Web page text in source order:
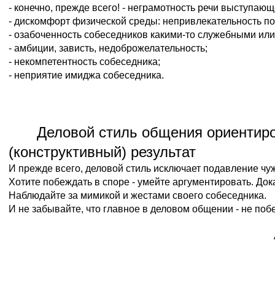
- конечно, прежде всего! - неграмотность речи
- дискомфорт физической среды: непривлекательность
- озабоченность собеседников какими-то служебными
- амбиции, зависть, недоброжелательность;
- некомпетентность собеседника;
- неприятие имиджа собеседника.
Деловой стиль общения
(конструктивный) результат
И прежде всего, деловой стиль исключает подавление
Хотите побеждать в споре - умейте аргументировать.
Наблюдайте за мимикой и жестами своего собеседника.
И не забывайте, что главное в деловом общении - не